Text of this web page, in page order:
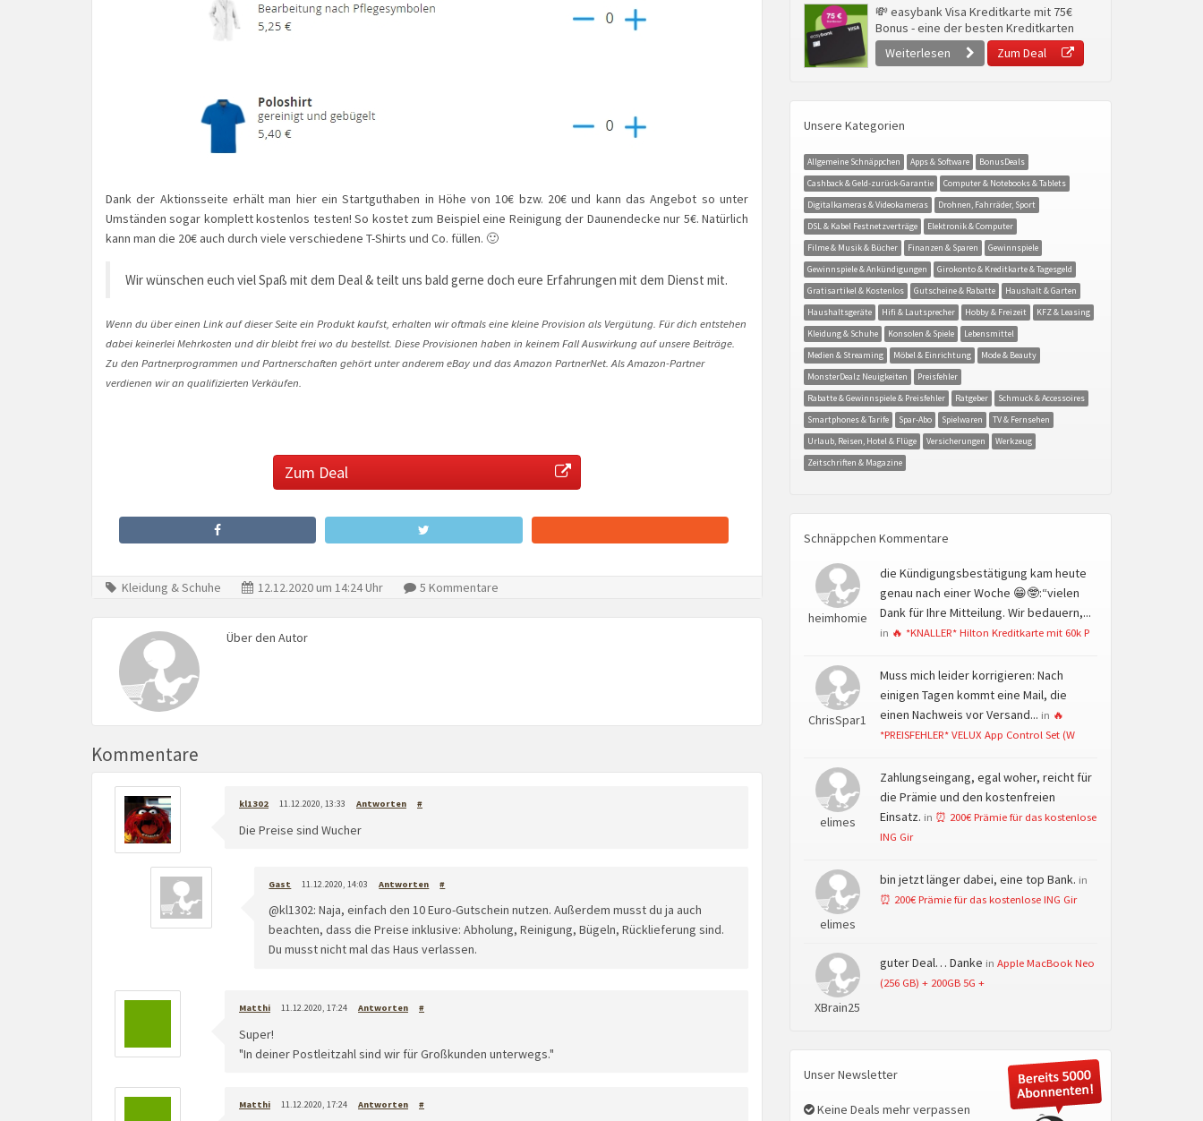
Dank der Aktionsseite erhält man hier ein Startguthaben in Höhe von 10€ bzw. 20€ und kann das Angebot so unter
Umständen sogar komplett kostenlos testen! So kostet zum Beispiel eine Reinigung der Daunendecke nur 5€. Natürlich
kann man die 20€ auch durch viele verschiedene T-Shirts und Co. füllen. 🙂
Wir wünschen euch viel Spaß mit dem Deal & teilt uns bald gerne doch eure Erfahrungen mit dem Dienst mit.
Wenn du über einen Link auf dieser Seite ein Produkt kaufst, erhalten wir oftmals eine kleine Provision als Vergütung. Für dich entstehen
dabei keinerlei Mehrkosten und dir bleibt frei wo du bestellst. Diese Provisionen haben in keinem Fall Auswirkung auf unsere Beiträge.
Zu den Partnerprogrammen und Partnerschaften gehört unter anderem eBay und das Amazon PartnerNet. Als Amazon-Partner
verdienen wir an qualifizierten Verkäufen.
Zum Deal
Kleidung & Schuhe 12.12.2020 um 14:24 Uhr 5 Kommentare
Über den Autor
Kommentare
kl1302 11.12.2020, 13:33 Antworten #
Die Preise sind Wucher
Gast 11.12.2020, 14:03 Antworten #
@kl1302: Naja, einfach den 10 Euro-Gutschein nutzen. Außerdem musst du ja auch
beachten, dass die Preise inklusive: Abholung, Reinigung, Bügeln, Rücklieferung sind.
Du musst nicht mal das Haus verlassen.
Matthi 11.12.2020, 17:24 Antworten #
Super!
"In deiner Postleitzahl sind wir für Großkunden unterwegs."
Matthi 11.12.2020, 17:24 Antworten #
💸 easybank Visa Kreditkarte mit 75€
Bonus - eine der besten Kreditkarten
Weiterlesen
Zum Deal
Unsere Kategorien
Allgemeine Schnäppchen Apps & Software
BonusDeals
Cashback & Geld-zurück-Garantie
Computer & Notebooks & Tablets
Digitalkameras & Videokameras
Drohnen, Fahrräder, Sport
DSL & Kabel Festnetzverträge
Elektronik & Computer
Filme & Musik & Bücher
Finanzen & Sparen
Gewinnspiele
Gewinnspiele & Ankündigungen
Girokonto & Kreditkarte & Tagesgeld
Gratisartikel & Kostenlos
Gutscheine & Rabatte
Haushalt & Garten
Haushaltsgeräte
Hifi & Lautsprecher Hobby & Freizeit
KFZ & Leasing
Kleidung & Schuhe
Konsolen & Spiele
Lebensmittel
Medien & Streaming
Möbel & Einrichtung
Mode & Beauty
MonsterDealz Neuigkeiten
Preisfehler
Rabatte & Gewinnspiele & Preisfehler
Ratgeber
Schmuck & Accessoires
Smartphones & Tarife
Spar-Abo Spielwaren
TV & Fernsehen
Urlaub, Reisen, Hotel & Flüge
Versicherungen
Werkzeug
Zeitschriften & Magazine
Schnäppchen Kommentare
heimhomie
die Kündigungsbestätigung kam heute
genau nach einer Woche 😁🤓:“vielen
Dank für Ihre Mitteilung. Wir bedauern,...
in 🔥 *KNALLER* Hilton Kreditkarte mit 60k P
ChrisSpar1
Muss mich leider korrigieren: Nach
einigen Tagen kommt eine Mail, die
einen Nachweis vor Versand... in 🔥
*PREISFEHLER* VELUX App Control Set (W
elimes
Zahlungseingang, egal woher, reicht für
die Prämie und den kostenfreien
Einsatz. in ⏰ 200€ Prämie für das kostenlose
ING Gir
elimes
bin jetzt länger dabei, eine top Bank. in
⏰ 200€ Prämie für das kostenlose ING Gir
XBrain25
guter Deal… Danke in Apple MacBook Neo
(256 GB) + 200GB 5G +
Unser Newsletter
Keine Deals mehr verpassen